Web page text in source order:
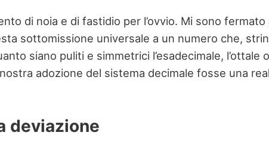
di noia e di fastidio per l’ovvio. Mi sono
sottomissione universale a un numero che,
siano puliti e simmetrici l’esadecimale,
adozione del sistema decimale fosse una
deviazione